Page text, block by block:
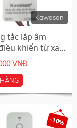
Kawasan
tắc lắp âm
khiển từ xa
VNĐ
-10%